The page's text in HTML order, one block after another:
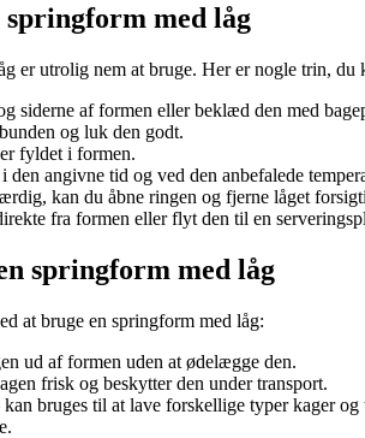
springform med låg
er utrolig nem at bruge. Her er nogle trin, du
siderne af formen eller beklæd den med
og luk den godt.
fyldet i formen.
den angivne tid og ved den anbefalede
kan du åbne ringen og fjerne låget
fra formen eller flyt den til en
springform med låg
at bruge en springform med låg:
ud af formen uden at ødelægge den.
frisk og beskytter den under transport.
bruges til at lave forskellige typer kager og